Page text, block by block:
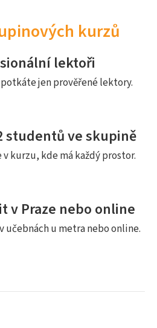
kurzů
lektoři
jen prověřené lektory.
studentů ve skupině
kurzu, kde má každý prostor.
v Praze nebo online
učebnách u metra nebo online.